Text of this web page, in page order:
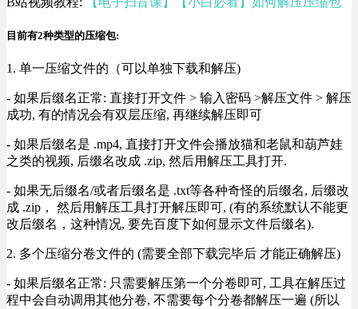
目前有2种类型的压缩包:
1. 单一压缩文件的（可以单独下载和解压)
- 如果后缀名正常: 直接打开文件 > 输入密码 >解压文件 > 解压
成功, 有的情况会有双层压缩, 再继续解压即可
- 如果后缀名是 .mp4, 直接打开文件会播放猫和老鼠和葫芦娃
之类的视频, 后缀名改成 .zip, 然后用解压工具打开.
- 如果无后缀名/或者后缀名是 .txt等各种奇怪的后缀名, 后缀改
成 .zip， 然后用解压工具打开解压即可, (有的系统默认不能更
改后缀名，这种情况, 要先百度下如何显示文件后缀名).
2. 多个压缩分卷文件的 (需要全部下载完毕后 才能正确解压)
- 如果后缀名正常: 只需要解压第一个分卷即可, 工具在解压过
程中会自动调用其他分卷, 不需要每个分卷都解压一遍 (所以